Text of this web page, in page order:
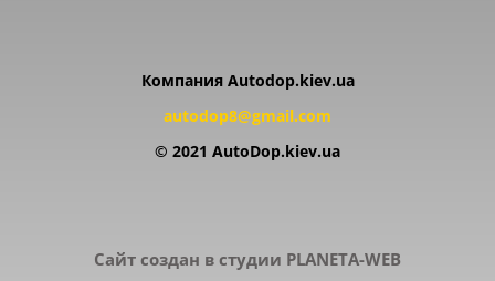
Компания Autodop.kiev.ua
autodop8@gmail.com
© 2021 AutoDop.kiev.ua
Сайт создан в студии PLANETA-WEB